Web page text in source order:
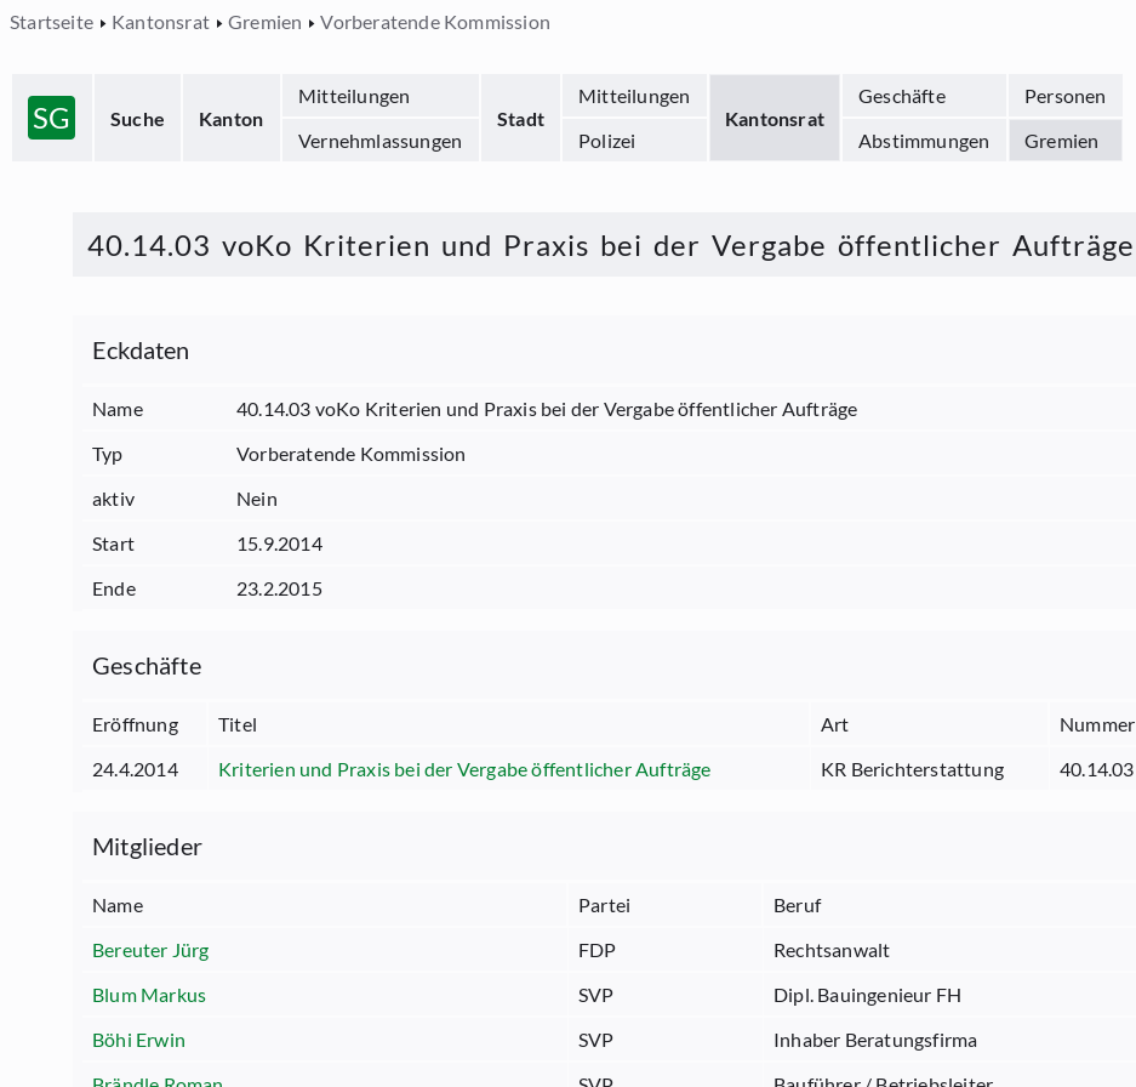
Startseite Kantonsrat Gremien Vorberatende Kommission
SG Suche Kanton
Mitteilungen
Stadt
Mitteilungen
Kantonsrat
Geschäfte
Personen
Vernehmlassungen
Polizei Abstimmungen Gremien
40.14.03 voKo Kriterien und Praxis bei der Vergabe öffentlicher Aufträge
Eckdaten
Name
40.14.03 voKo Kriterien und Praxis bei der Vergabe öffentlicher Aufträge
Typ
Vorberatende Kommission
aktiv
Nein
Start
15.9.2014
Ende
23.2.2015
Geschäfte
Eröffnung Titel Art Nummer
24.4.2014
Kriterien und Praxis bei der Vergabe öffentlicher Aufträge KR Berichterstattung 40.14.03
Mitglieder
Name Partei Beruf
Bereuter Jürg
FDP
Rechtsanwalt
Blum Markus
SVP
Dipl. Bauingenieur FH
Böhi Erwin
SVP
Inhaber Beratungsfirma